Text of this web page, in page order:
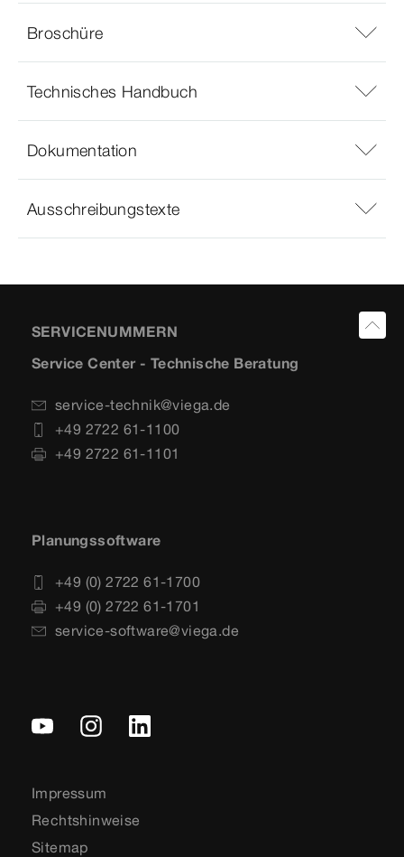
Broschüre
Technisches Handbuch
Dokumentation
Ausschreibungstexte
SERVICENUMMERN
Service Center - Technische Beratung
service-technik@viega.de
+49 2722 61-1100
+49 2722 61-1101
Planungssoftware
+49 (0) 2722 61-1700
+49 (0) 2722 61-1701
service-software@viega.de
Impressum
Rechtshinweise
Sitemap